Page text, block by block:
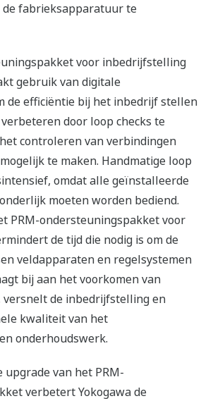
de fabrieksapparatuur te
voor inbedrijfstelling
gebruik van digitale
de efficiëntie bij het inbedrijf stellen
door loop checks te
controleren van verbindingen
te maken. Handmatige loop
omdat alle geïnstalleerde
moeten worden bediend.
PRM-ondersteuningspakket voor
de tijd die nodig is om de
veldapparaten en regelsystemen
bij aan het voorkomen van
versnelt de inbedrijfstelling en
kwaliteit van het
onderhoudswerk.
van het PRM-
verbetert Yokogawa de